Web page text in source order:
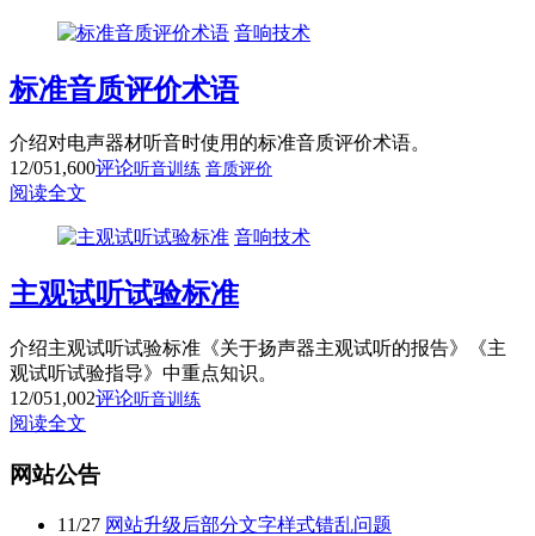
音响技术
标准音质评价术语
介绍对电声器材听音时使用的标准音质评价术语。
12/051,600评论听音训练 音质评价
阅读全文
音响技术
主观试听试验标准
介绍主观试听试验标准《关于扬声器主观试听的报告》《主
观试听试验指导》中重点知识。
12/051,002评论听音训练
阅读全文
网站公告
11/27 网站升级后部分文字样式错乱问题